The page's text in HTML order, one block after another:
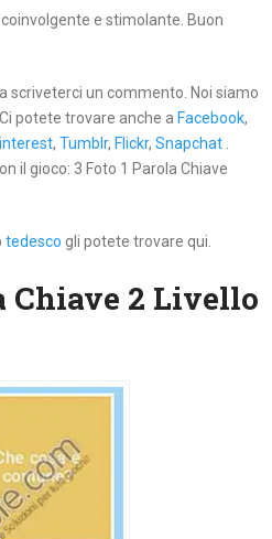
e stimolante. Buon
scriveterci un commento. Noi siamo
potete trovare anche a Facebook,
, Tumblr, Flickr, Snapchat.
il gioco: 3 Foto 1 Parola Chiave
tedesco gli potete trovare qui.
Chiave 2 Livello